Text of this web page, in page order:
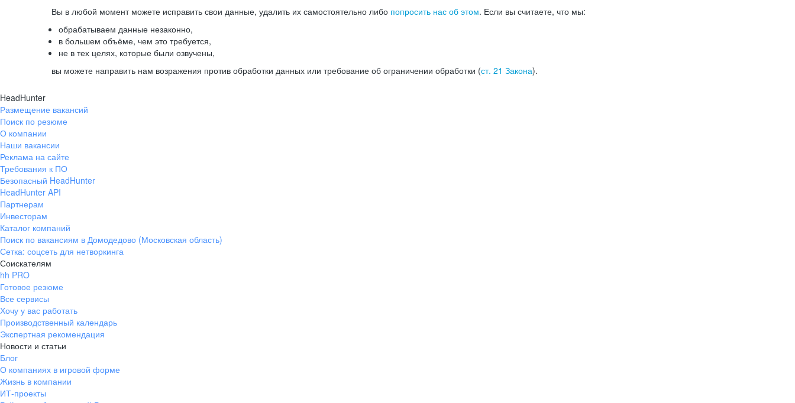
Вы в любой момент можете исправить свои данные, удалить их самостоятельно либо попросить нас об этом. Если вы считаете, что мы:
обрабатываем данные незаконно,
в большем объёме, чем это требуется,
не в тех целях, которые были озвучены,
вы можете направить нам возражения против обработки данных или требование об ограничении обработки (ст. 21 Закона).
HeadHunter
Размещение вакансий
Поиск по резюме
О компании
Наши вакансии
Реклама на сайте
Требования к ПО
Безопасный HeadHunter
HeadHunter API
Партнерам
Инвесторам
Каталог компаний
Поиск по вакансиям в Домодедово (Московская область)
Сетка: соцсеть для нетворкинга
Соискателям
hh PRO
Готовое резюме
Все сервисы
Хочу у вас работать
Производственный календарь
Экспертная рекомендация
Новости и статьи
Блог
О компаниях в игровой форме
Жизнь в компании
ИТ-проекты